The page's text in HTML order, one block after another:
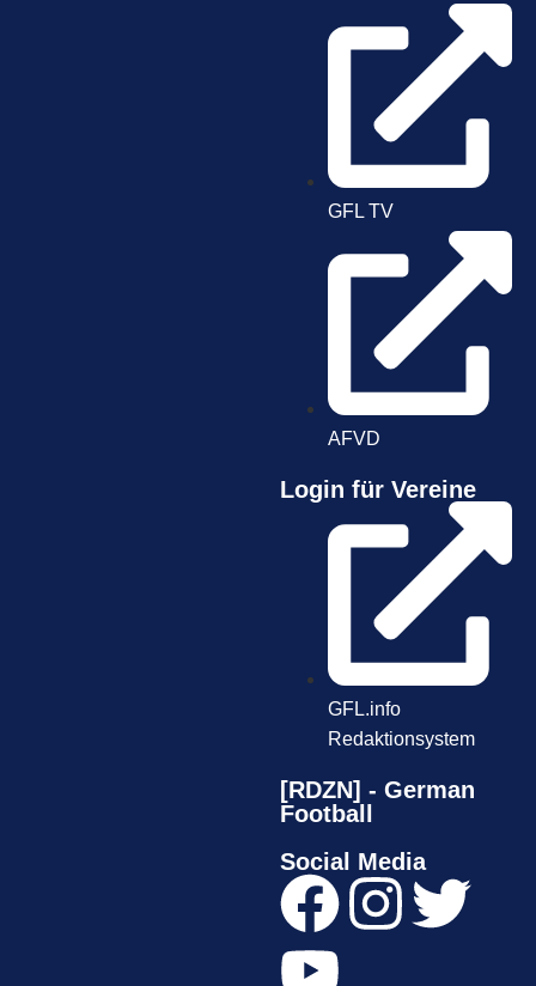
GFL TV
AFVD
Login für Vereine
GFL.info
Redaktionsystem
[RDZN] - German
Football
Social Media